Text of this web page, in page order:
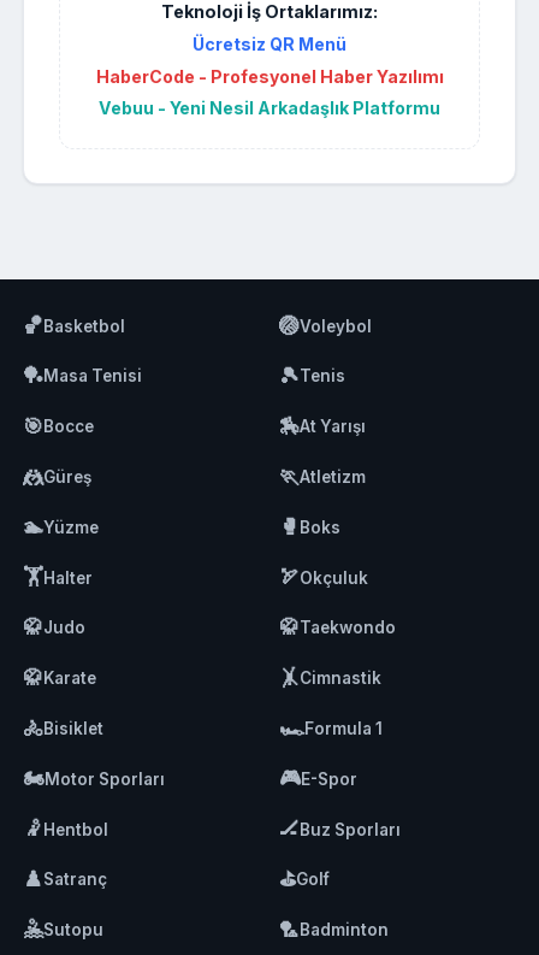
Teknoloji İş Ortaklarımız:
Ücretsiz QR Menü
HaberCode - Profesyonel Haber Yazılımı
Vebuu - Yeni Nesil Arkadaşlık Platformu
🏀Basketbol 🏐Voleybol
🏓Masa Tenisi 🎾Tenis
🎯Bocce 🏇At Yarışı
🤼Güreş 🏃Atletizm
🏊Yüzme 🥊 Boks
🏋️Halter 🏹Okçuluk
🥋Judo 🥋Taekwondo
🥋Karate 🤸Cimnastik
🚴Bisiklet 🏎️Formula 1
🏍️Motor Sporları 🎮E-Spor
🤾Hentbol 🏒Buz Sporları
♟️Satranç ⛳Golf
🤽Sutopu 🏸Badminton